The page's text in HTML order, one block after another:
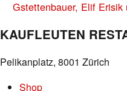
Gstettenbauer, Elif Erisik
KAUFLEUTEN
Pelikanplatz, 8001 Zürich
Shop